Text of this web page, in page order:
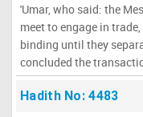
'Umar, who said: the
meet to engage in
binding until they
concluded the
Hadith No: 4483